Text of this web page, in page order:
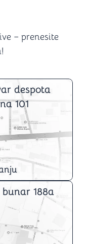
– prenesite
despota
101
bunar 188a